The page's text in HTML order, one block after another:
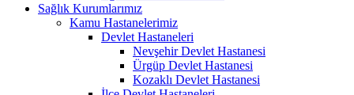
Sağlık Kurumlarımız
Kamu Hastanelerimiz
Devlet Hastaneleri
Nevşehir Devlet Hastanesi
Ürgüp Devlet Hastanesi
Kozaklı Devlet Hastanesi